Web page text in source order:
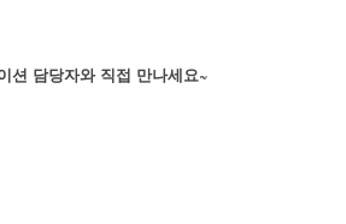
션 담당자와 직접 만나세요~